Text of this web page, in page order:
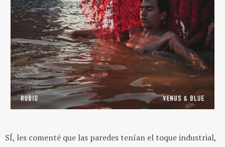
SÍ, les comenté que las paredes tenían el toque industrial,